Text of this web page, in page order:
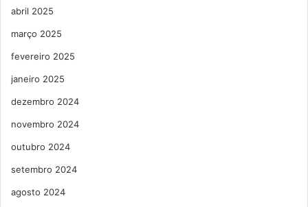
abril 2025
março 2025
fevereiro 2025
janeiro 2025
dezembro 2024
novembro 2024
outubro 2024
setembro 2024
agosto 2024